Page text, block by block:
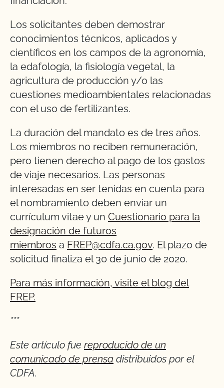
Los solicitantes deben demostrar
conocimientos técnicos, aplicados y
científicos en los campos de la agronomía,
la edafología, la fisiología vegetal, la
agricultura de producción y/o las
cuestiones medioambientales relacionadas
con el uso de fertilizantes.
La duración del mandato es de tres años.
Los miembros no reciben remuneración,
pero tienen derecho al pago de los gastos
de viaje necesarios. Las personas
interesadas en ser tenidas en cuenta para
el nombramiento deben enviar un
currículum vitae y un Cuestionario para la
designación de futuros
miembros a FREP@cdfa.ca.gov. El plazo de
solicitud finaliza el 30 de junio de 2020.
Para más información, visite el blog del
FREP.
***
Este artículo fue reproducido de un
comunicado de prensa distribuidos por el
CDFA.